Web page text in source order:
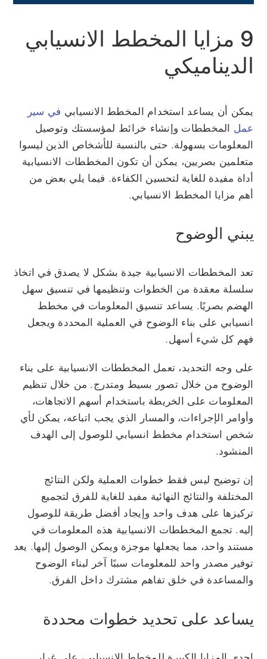
9 مزايا المخطط الانسيابي
الديناميكي
يمكن أن يساعد استخدام المخطط الانسيابي في سير
عمل المخططات وإنشاء خرائط لمؤسستك وتوصيل
المعلومات بسهولة. حتى بالنسبة للأشخاص الذين ليسوا
متعلمين بصريين، يمكن أن تكون المخططات الانسيابية
أداة مفيدة للغاية لتحسين الكفاءة. فيما يلي بعض من
أهم مزايا المخطط الانسيابي.
يبني الوضوح
تعد المخططات الانسيابية جيدة بشكل لا يصدق في اتخاذ
سلسلة معقدة من الخطوات وتنظيمها في تنسيق سهل
الهضم بصريًا. يساعد تنسيق المعلومات في مخطط
انسيابي على بناء الوضوح في العملية المحددة ويجعل
فهم كل شيء أسهل.
على وجه التحديد، تعمل المخططات الانسيابية على بناء
الوضوح من خلال تصور بسيط ومتدرج. من خلال تنظيم
المعلومات على الخريطة باستخدام أسهم الاتجاهات،
وأوامر الإجراءات، والمسار الذي يجب اتباعه، يمكن لأي
شخص استخدام مخطط انسيابي للوصول إلى الهدف
المنشود.
إن توضيح ليس فقط خطوات العملية ولكن النتائج
المختلفة والنتائج النهائية مفيد للغاية للفرق لتجميع
تركيزها على هدف واحد وإيجاد أفضل طريقة للوصول
إليه. تجمع المخططات الانسيابية هذه المعلومات في
مستند واحد، مما يجعلها موجزة ويمكن الوصول إليها. يعد
توفير مصدر واحد للمعلومات سببًا آخر لبناء الوضوح
والمساعدة في خلق تفاهم مشترك داخل الفرق.
يساعد على تحديد خطوات محددة